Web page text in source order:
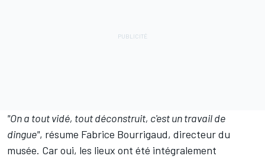
"On a tout vidé, tout déconstruit, c'est un travail de
dingue", résume Fabrice Bourrigaud, directeur du
musée. Car oui, les lieux ont été intégralement